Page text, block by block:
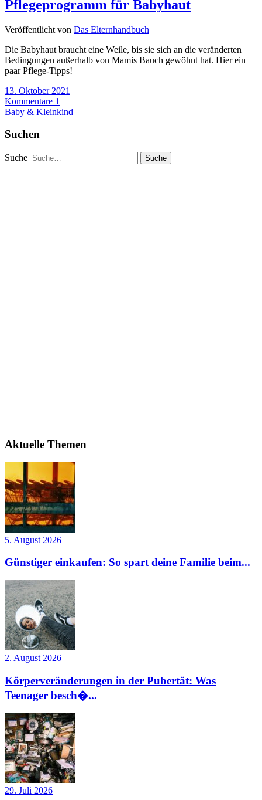
Pflegeprogramm für Babyhaut
Veröffentlicht von Das Elternhandbuch
Die Babyhaut braucht eine Weile, bis sie sich an die veränderten
Bedingungen außerhalb von Mamis Bauch gewöhnt hat. Hier ein
paar Pflege-Tipps!
13. Oktober 2021
Kommentare 1
Baby & Kleinkind
Suchen
Suche
Aktuelle Themen
5. August 2026
Günstiger einkaufen: So spart deine Familie beim...
2. August 2026
Körperveränderungen in der Pubertät: Was
Teenager besch�...
29. Juli 2026